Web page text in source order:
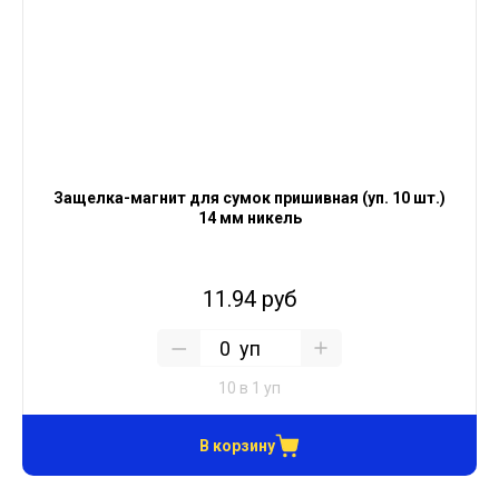
Защелка-магнит для сумок пришивная (уп. 10 шт.)
14 мм никель
11.94 руб
уп
10 в 1 уп
В корзину